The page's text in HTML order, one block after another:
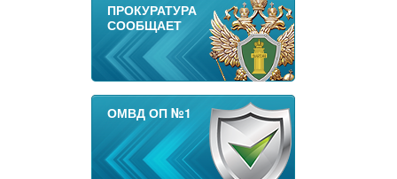
ПРОКУРАТУРА
СООБЩАЕТ
ОМВД ОП №1